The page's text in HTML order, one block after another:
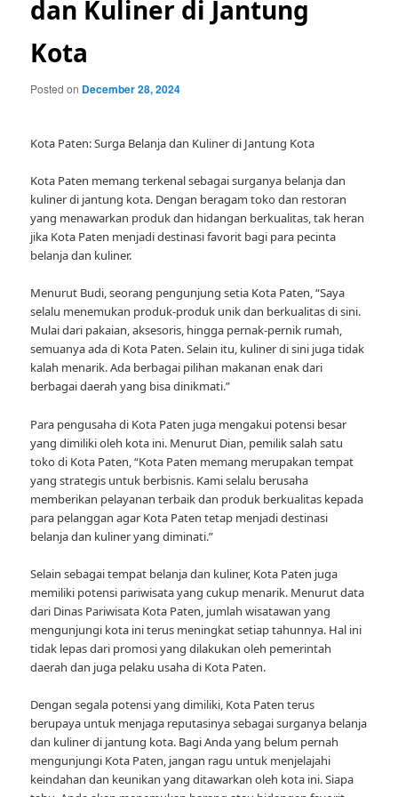
dan Kuliner di Jantung
Kota
Posted on December 28, 2024
Kota Paten: Surga Belanja dan Kuliner di Jantung Kota
Kota Paten memang terkenal sebagai surganya belanja dan
kuliner di jantung kota. Dengan beragam toko dan restoran
yang menawarkan produk dan hidangan berkualitas, tak heran
jika Kota Paten menjadi destinasi favorit bagi para pecinta
belanja dan kuliner.
Menurut Budi, seorang pengunjung setia Kota Paten, “Saya
selalu menemukan produk-produk unik dan berkualitas di sini.
Mulai dari pakaian, aksesoris, hingga pernak-pernik rumah,
semuanya ada di Kota Paten. Selain itu, kuliner di sini juga tidak
kalah menarik. Ada berbagai pilihan makanan enak dari
berbagai daerah yang bisa dinikmati.”
Para pengusaha di Kota Paten juga mengakui potensi besar
yang dimiliki oleh kota ini. Menurut Dian, pemilik salah satu
toko di Kota Paten, “Kota Paten memang merupakan tempat
yang strategis untuk berbisnis. Kami selalu berusaha
memberikan pelayanan terbaik dan produk berkualitas kepada
para pelanggan agar Kota Paten tetap menjadi destinasi
belanja dan kuliner yang diminati.”
Selain sebagai tempat belanja dan kuliner, Kota Paten juga
memiliki potensi pariwisata yang cukup menarik. Menurut data
dari Dinas Pariwisata Kota Paten, jumlah wisatawan yang
mengunjungi kota ini terus meningkat setiap tahunnya. Hal ini
tidak lepas dari promosi yang dilakukan oleh pemerintah
daerah dan juga pelaku usaha di Kota Paten.
Dengan segala potensi yang dimiliki, Kota Paten terus
berupaya untuk menjaga reputasinya sebagai surganya belanja
dan kuliner di jantung kota. Bagi Anda yang belum pernah
mengunjungi Kota Paten, jangan ragu untuk menjelajahi
keindahan dan keunikan yang ditawarkan oleh kota ini. Siapa